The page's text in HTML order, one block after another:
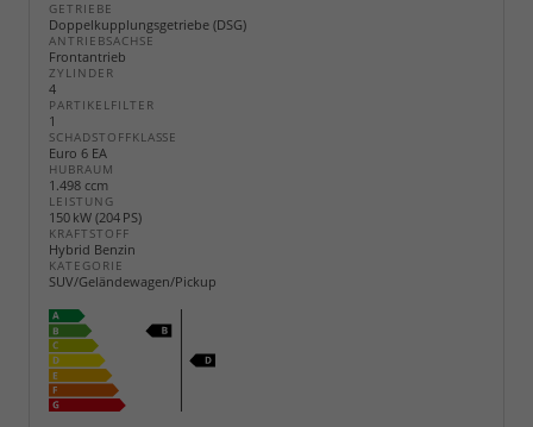
GETRIEBE
Doppelkupplungsgetriebe (DSG)
ANTRIEBSACHSE
Frontantrieb
ZYLINDER
4
PARTIKELFILTER
1
SCHADSTOFFKLASSE
Euro 6 EA
HUBRAUM
1.498 ccm
LEISTUNG
150 kW (204 PS)
KRAFTSTOFF
Hybrid Benzin
KATEGORIE
SUV/Geländewagen/Pickup